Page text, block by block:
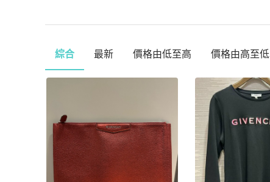
綜合 最新 價格由低至高 價格由高至低